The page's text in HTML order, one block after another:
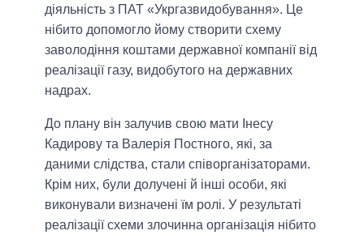
діяльність з ПАТ «Укргазвидобування». Це
нібито допомогло йому створити схему
заволодіння коштами державної компанії від
реалізації газу, видобутого на державних
надрах.
До плану він залучив свою мати Інесу
Кадирову та Валерія Постного, які, за
даними слідства, стали співорганізаторами.
Крім них, були долучені й інші особи, які
виконували визначені їм ролі. У результаті
реалізації схеми злочинна організація нібито